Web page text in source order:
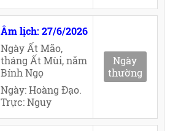
Âm lịch: 27/6/2026
Ngày Ất Mão,
tháng Ất Mùi, năm
Bính Ngọ
Ngày: Hoàng Đạo.
Trực: Nguy
Ngày
thường